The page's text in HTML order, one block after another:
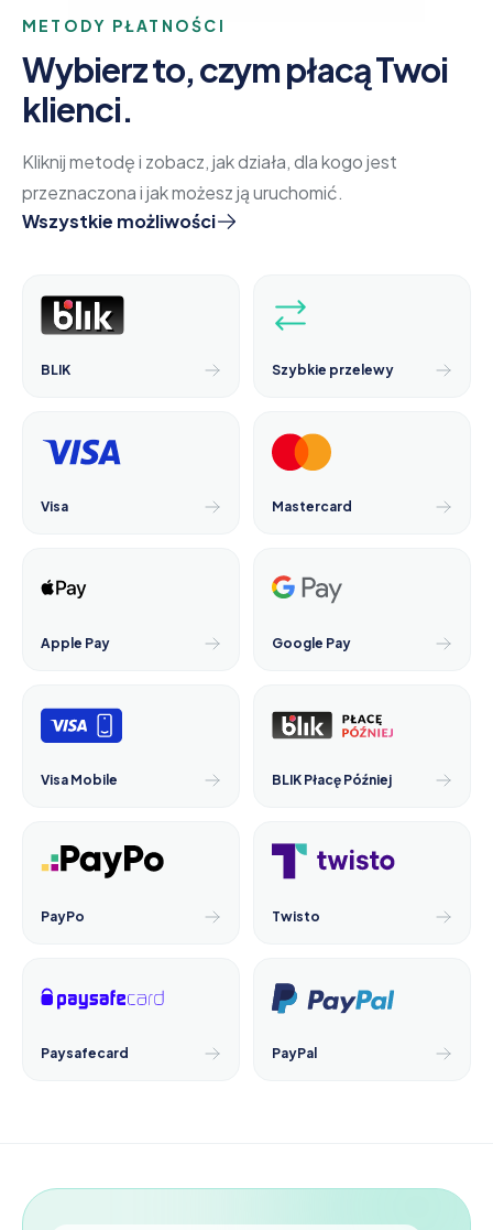
METODY PŁATNOŚCI
Wybierz to, czym płacą Twoi
klienci.
Kliknij metodę i zobacz, jak działa, dla kogo jest
przeznaczona i jak możesz ją uruchomić.
Wszystkie możliwości
BLIK Szybkie przelewy
Visa Mastercard
Apple Pay Google Pay
Visa Mobile BLIK Płacę Później
PayPo Twisto
Paysafecard PayPal